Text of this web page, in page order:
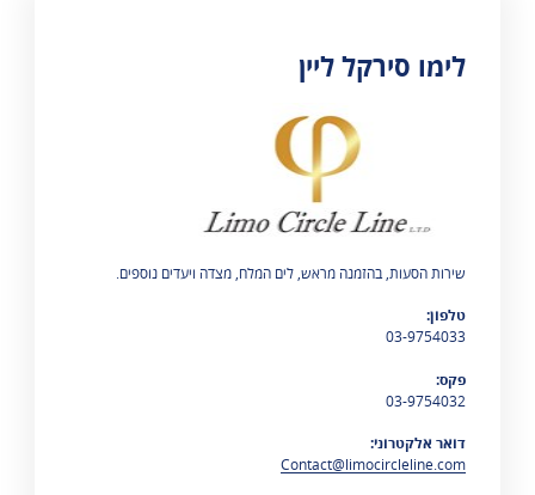
לימו סירקל ליין
שירות הסעות, בהזמנה מראש, לים המלח, מצדה ויעדים נוספים.
טלפון:
03-9754033
פקס:
03-9754032
דואר אלקטרוני:
Contact@limocircleline.com